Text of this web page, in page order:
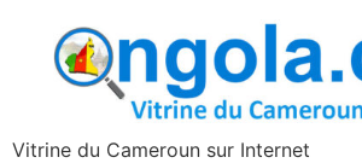
principal
Vitrine du Cameroun sur Internet